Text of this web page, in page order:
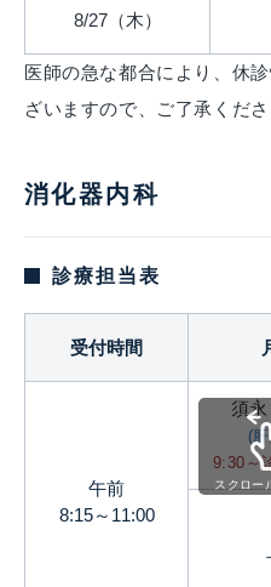
8/27（木）
医師の急な都合により、休
ざいますので、ご了承くださ
消化器内科
診療担当表
受付時間
午前
8:15～11:00
須
(
9:30～
スクロー